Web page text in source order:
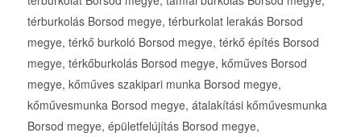
térburkolás Borsod megye, térburkolat lerakás Borsod
megye, térkő burkoló Borsod megye, térkő építés Borsod
megye, térkőburkolás Borsod megye, kőműves Borsod
megye, kőműves szakipari munka Borsod megye,
kőművesmunka Borsod megye, átalakítási kőművesmunka
Borsod megye, épületfelújítás Borsod megye,